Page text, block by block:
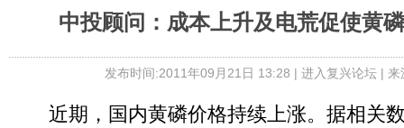
中投顾问：成本上升及电荒促使黄
发布时间:2011年09月21日 13:28 | 进入复兴论坛| 来
近期，国内黄磷价格持续上涨。据相关